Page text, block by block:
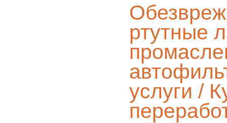
ртутные
услуги /